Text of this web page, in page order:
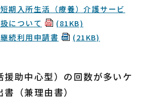
期入所生活（療養）介護サービ
について
(81KB)
続利用申請書
(21KB)
援助中心型）の回数が多いケ
（兼理由書）